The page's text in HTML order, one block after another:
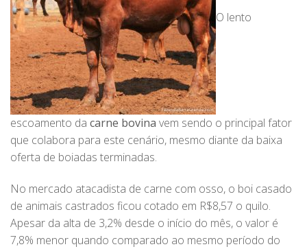
O lento
escoamento da carne bovina vem sendo o principal fator
que colabora para este cenário, mesmo diante da baixa
oferta de boiadas terminadas.
No mercado atacadista de carne com osso, o boi casado
de animais castrados ficou cotado em R$8,57 o quilo.
Apesar da alta de 3,2% desde o início do mês, o valor é
7,8% menor quando comparado ao mesmo período do